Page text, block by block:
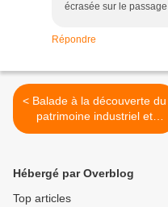
écrasée sur le
Répondre
< Balade à la découverte du
patrimoine industriel et
culturel de l’Estaque
Hébergé par Overblog
Top articles